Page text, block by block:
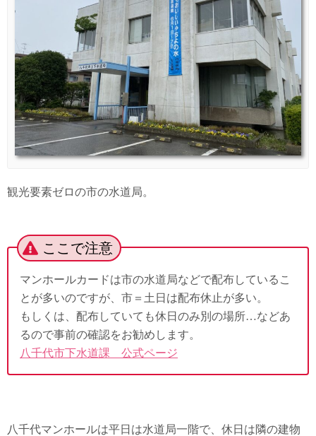
観光要素ゼロの市の水道局。
ここで注意
マンホールカードは市の水道局などで配布しているこ
とが多いのですが、市＝土日は配布休止が多い。
もしくは、配布していても休日のみ別の場所…などあ
るので事前の確認をお勧めします。
八千代市下水道課 公式ページ
八千代マンホールは平日は水道局一階で、休日は隣の建物